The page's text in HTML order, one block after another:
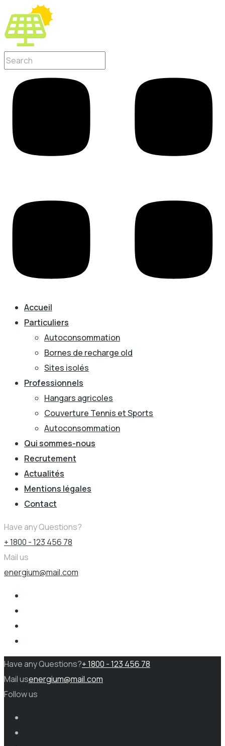
Accueil
Particuliers
Autoconsommation
Bornes de recharge old
Sites isolés
Professionnels
Hangars agricoles
Couverture Tennis et Sports
Autoconsommation
Qui sommes-nous
Recrutement
Actualités
Mentions légales
Contact
Have any Questions?
+ 1800 - 123 456 78
Mail us
energium@mail.com
Have any Questions?+ 1800 - 123 456 78
Mail usenergium@mail.com
Follow us